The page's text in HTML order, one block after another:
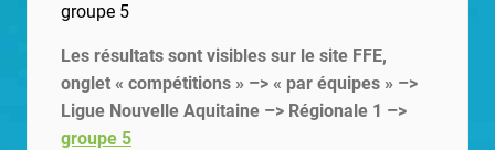
groupe 5
Les résultats sont visibles sur le site FFE,
onglet « compétitions » –> « par équipes » –>
Ligue Nouvelle Aquitaine –> Régionale 1 –>
groupe 5